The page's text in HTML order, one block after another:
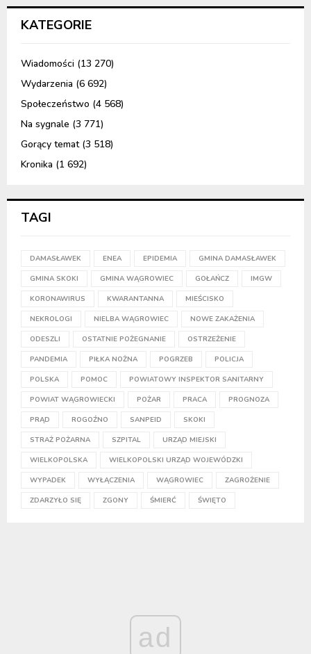
KATEGORIE
Wiadomości (13 270)
Wydarzenia (6 692)
Społeczeństwo (4 568)
Na sygnale (3 771)
Gorący temat(3 518)
Kronika (1 692)
TAGI
DAMASŁAWEK ENEA EPIDEMIA GMINA DAMASŁAWEK
GMINA SKOKI GMINA WĄGROWIEC GOŁAŃCZ IMGW
KORONAWIRUS KWARANTANNA MIEŚCISKO
NEKROLOGI NIELBA WĄGROWIEC NOWE ZAKAŻENIA
ODESZLI OSTATNIE POŻEGNANIE OSTRZEŻENIE
PANDEMIA PIŁKA NOŻNA POGRZEB POLICJA
POLSKA POMOC POWIATOWY INSPEKTOR SANITARNY
POWIAT WĄGROWIECKI POŻAR PRACA PROGNOZA
PRĄD ROGOŹNO SANPEID SKOKI
STRAŻ POŻARNA SZPITAL URZĄD MIEJSKI
WIELKOPOLSKA WIELKOPOLSKI URZĄD WOJEWÓDZKI
WYPADEK WYŁĄCZENIA WĄGROWIEC ZAGROŻENIE
ZDARZYŁO SIĘ ZGONY ŚMIERĆ ŚWIĘTO
ad